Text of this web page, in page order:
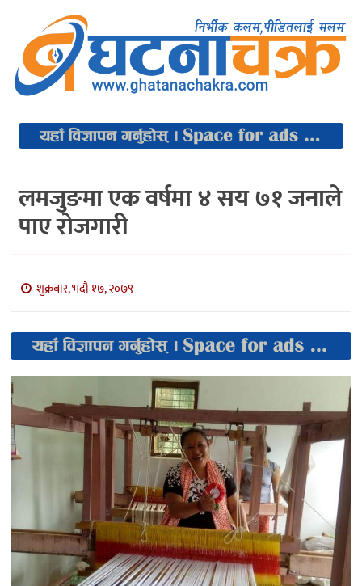
लमजुङमा एक वर्षमा ४ सय ७१ जनाले
पाए रोजगारी
शुक्रबार, भदौ १७, २०७९